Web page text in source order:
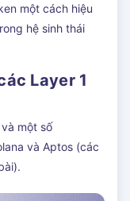
một cách hiệu
hệ sinh thái
Layer 1
một số
và Aptos (các